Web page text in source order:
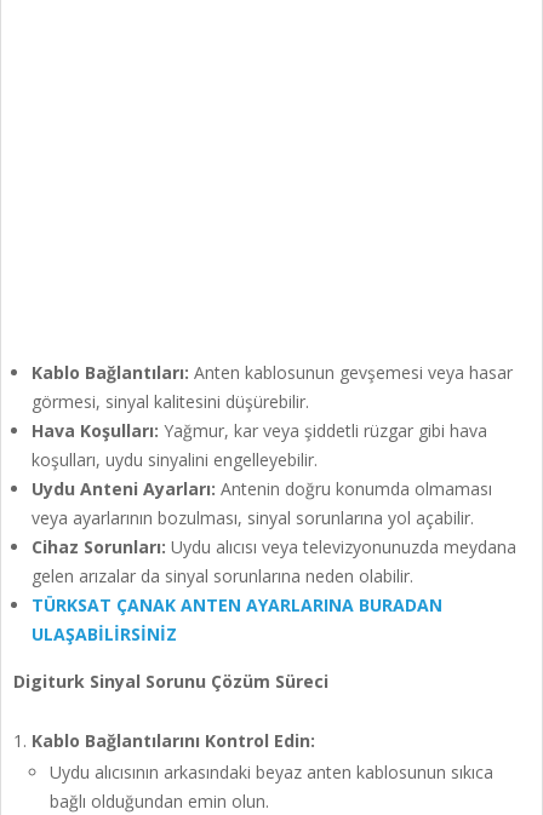
Kablo Bağlantıları: Anten kablosunun gevşemesi veya hasar
görmesi, sinyal kalitesini düşürebilir.
Hava Koşulları: Yağmur, kar veya şiddetli rüzgar gibi hava
koşulları, uydu sinyalini engelleyebilir.
Uydu Anteni Ayarları: Antenin doğru konumda olmaması
veya ayarlarının bozulması, sinyal sorunlarına yol açabilir.
Cihaz Sorunları: Uydu alıcısı veya televizyonunuzda meydana
gelen arızalar da sinyal sorunlarına neden olabilir.
TÜRKSAT ÇANAK ANTEN AYARLARINA BURADAN
ULAŞABİLİRSİNİZ
Digiturk Sinyal Sorunu Çözüm Süreci
Kablo Bağlantılarını Kontrol Edin:
Uydu alıcısının arkasındaki beyaz anten kablosunun sıkıca
bağlı olduğundan emin olun.